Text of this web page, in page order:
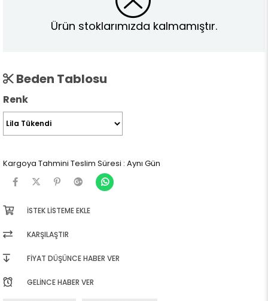
Ürün stoklarımızda kalmamıştır.
Beden Tablosu
Renk
Kargoya Tahmini Teslim Süresi : Aynı Gün
İSTEK LISTEME EKLE
KARŞILAŞTIR
FIYAT DÜŞÜNCE HABER VER
GELINCE HABER VER